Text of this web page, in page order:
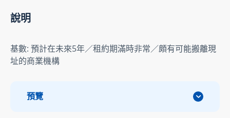
說明
基數: 預計在未來5年／租約期滿時非常／頗有可能搬離現
址的商業機構
預覽